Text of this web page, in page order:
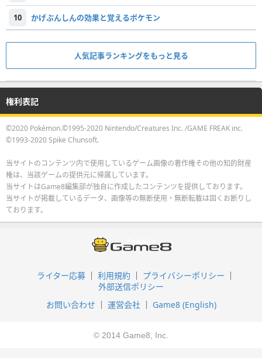
10 かげぶんしんの効果と覚えるポケモン
人気記事ランキングをもっと見る
権利表記
©2020 Pokémon.©1995-2020 Nintendo/Creatures Inc. /GAME FREAK inc.
©1993-2020 Spike Chunsoft.
当サイトのコンテンツ内で使用しているゲーム画像の著作権その他の知的財産
権は、当該ゲームの提供元に帰属しています。
当サイトはGame8編集部が独自に作成したコンテンツを提供しております。
当サイトが掲載しているデータ、画像等の無断使用・無断転載は固くお断りし
ております。
ライター応募 利用規約
プライバシーポリシー
外部送信ポリシー
お問い合わせ
運営会社 Game8 (English)
© 2014 Game8, Inc.